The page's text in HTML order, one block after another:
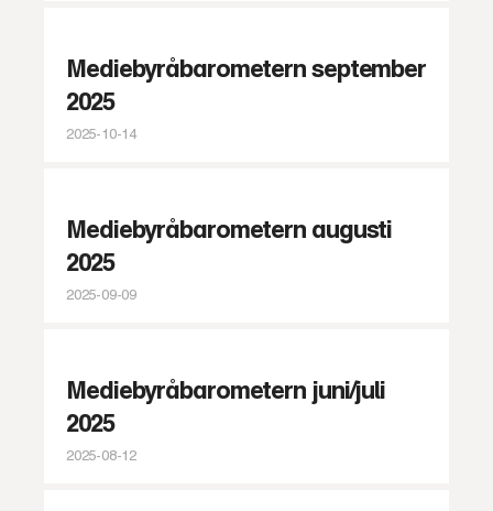
Mediebyråbarometern september
2025
2025-10-14
Mediebyråbarometern augusti
2025
2025-09-09
Mediebyråbarometern juni/juli
2025
2025-08-12